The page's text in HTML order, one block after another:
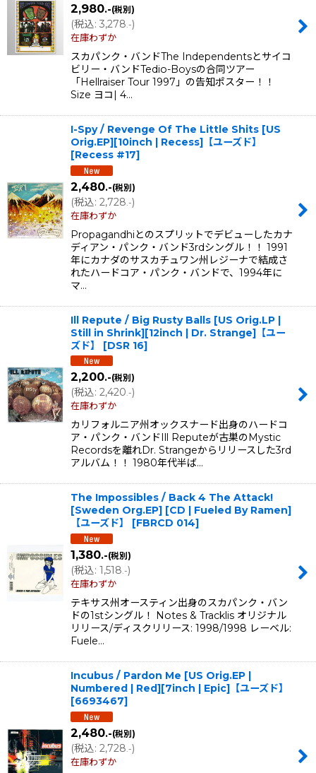
2,980.-(税別)
(税込: 3,278 .-)
在庫わずか
スカパンク・バンドThe Independentsとサイコ
ビリー・バンドTedio-Boysの合同ツアー
「Hellraiser Tour 1997」の告知ポスター！！
Size ヨコ| 4…
I-Spy / Revenge Of The Little Shits [US
Orig.EP][10inch | Recess]【ユーズド】
[Recess #17]
2,480.-(税別)
(税込: 2,728 .-)
在庫わずか
Propagandhiとのスプリットでデビューしたカナ
ディアン・パンク・バンド3rdシングル！！ 1991
年にカナダのサスカチュワン州レジーナで結成さ
れたハードコア・パンク・バンドで、1994年に
マ…
Ill Repute / Big Rusty Balls [US Orig.LP |
Still in Shrink][12inch | Dr. Strange]【ユー
ズド】
[DSR 16]
2,200.-(税別)
(税込: 2,420.-)
在庫わずか
カリフォルニア州オックスナード出身のハードコ
ア・パンク・バンドIll Reputeが古巣のMystic
Recordsを離れDr. Strangeからリリースした3rd
アルバム！！ 1980年代半ば…
The Impossibles / Back 4 The Attack!
[Sweden Org.EP] [CD | Fueled By Ramen]
【ユーズド】
[FBRCD 014]
1,380.-(税別)
(税込: 1,518.-)
在庫わずか
テキサス州オースティン出身のスカパンク・バン
ドの1stシングル！ Notes & Tracklis オリジナル
リリース/ディスクリリース: 1998/1998 レーベル:
Fuele…
Incubus / Pardon Me [US Orig.EP |
Numbered | Red][7inch | Epic]【ユーズド】
[6693467]
2,480.-(税別)
(税込: 2,728 .-)
在庫わずか